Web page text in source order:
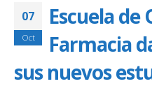
07
Oct
Escuela de
Farmacia
sus nuevos